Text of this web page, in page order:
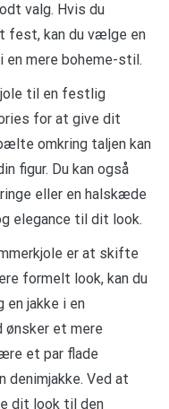
valg. Hvis du
fest, kan du vælge en
en mere boheme-stil.
til en festlig
for at give dit
omkring taljen kan
figur. Du kan også
eller en halskæde
elegance til dit look.
er at skifte
formelt look, kan du
jakke i en
ønsker et mere
et par flade
denimjakke. Ved at
dit look til den